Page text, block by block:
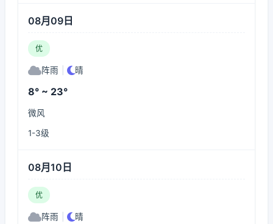
08月09日
优
阵雨 晴
8° ~ 23°
微风
1-3级
08月10日
优
阵雨 晴